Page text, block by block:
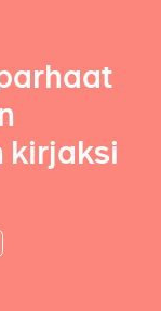
kirjaksi